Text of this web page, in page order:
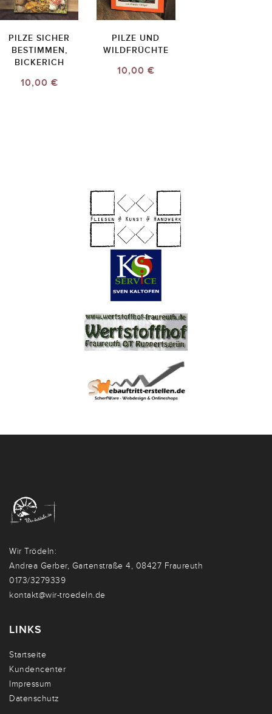
PILZE SICHER
BESTIMMEN,
BICKERICH
10,00 €
PILZE UND
WILDFRÜCHTE
10,00 €
Wir Trödeln:
Andrea Gerber, Gartenstraße 4, 08427 Fraureuth
0173/3279339
kontakt@wir-troedeln.de
LINKS
Startseite
Kundencenter
Impressum
Datenschutz